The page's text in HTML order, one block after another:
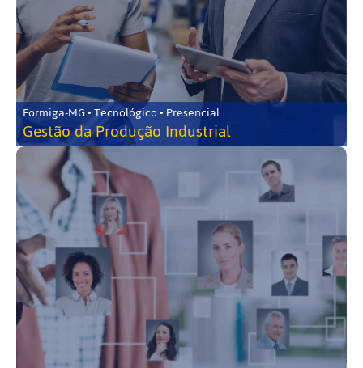
Formiga-MG • Tecnológico • Presencial
Gestão da Produção Industrial